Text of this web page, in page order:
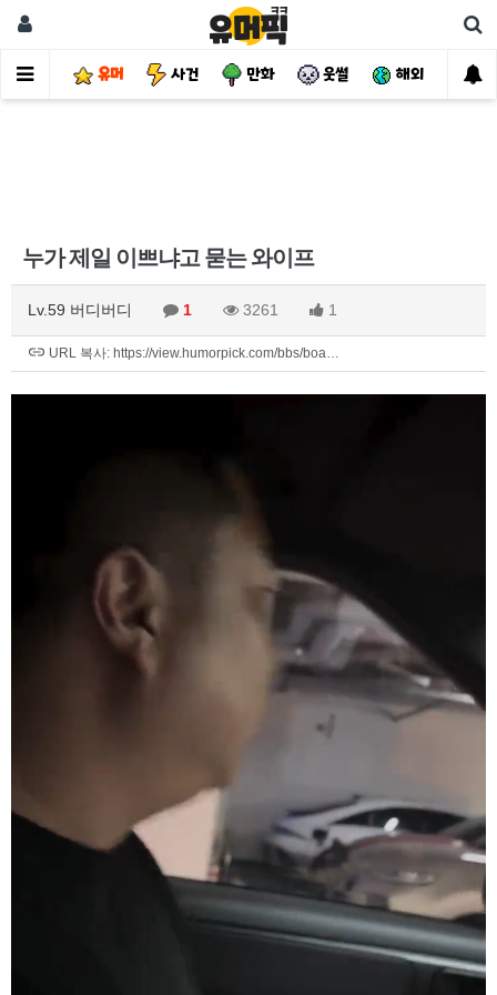
유머 사건 만화 웃썰 해외 핫
누가 제일 이쁘냐고 묻는 와이프
Lv.59 버디버디 1 3261 1
URL 복사: https://view.humorpick.com/bbs/boa…